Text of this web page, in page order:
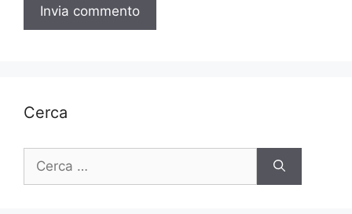
Cerca
per: